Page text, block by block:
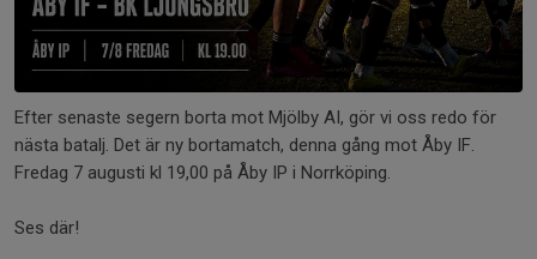
Efter senaste segern borta mot Mjölby AI, gör vi oss redo för
nästa batalj. Det är ny bortamatch, denna gång mot Åby IF.
Fredag 7 augusti kl 19,00 på Åby IP i Norrköping.
Ses där!